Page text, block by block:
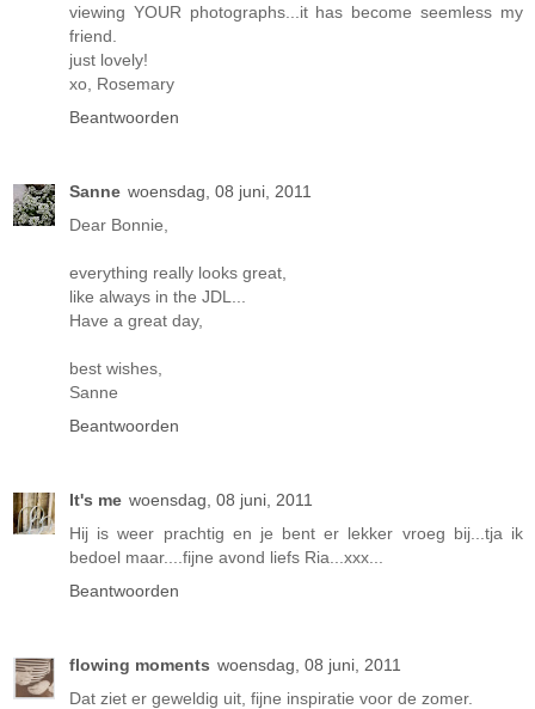
viewing YOUR photographs...it has become seemless my
friend.
just lovely!
xo, Rosemary
Beantwoorden
Sanne woensdag, 08 juni, 2011
Dear Bonnie,
everything really looks great,
like always in the JDL...
Have a great day,
best wishes,
Sanne
Beantwoorden
It's me woensdag, 08 juni, 2011
Hij is weer prachtig en je bent er lekker vroeg bij...tja ik
bedoel maar....fijne avond liefs Ria...xxx...
Beantwoorden
flowing moments woensdag, 08 juni, 2011
Dat ziet er geweldig uit, fijne inspiratie voor de zomer.